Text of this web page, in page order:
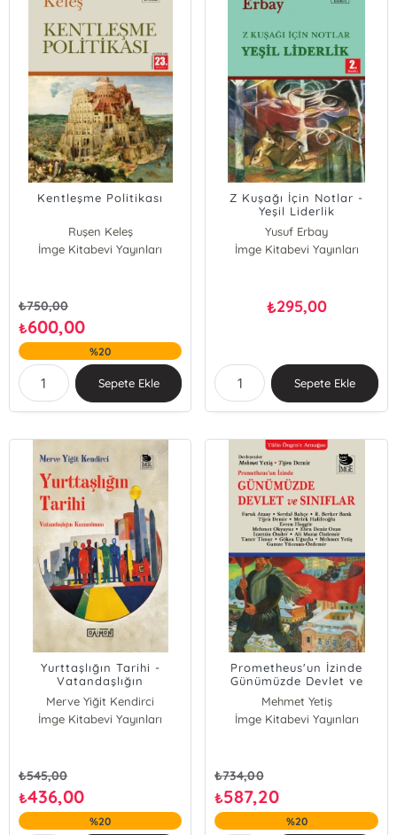
Kentleşme Politikası
Ruşen Keleş
İmge Kitabevi Yayınları
₺750,00
₺600,00
%20
Sepete Ekle
Z Kuşağı İçin Notlar -
Yeşil Liderlik
Yusuf Erbay
İmge Kitabevi Yayınları
₺295,00
Sepete Ekle
Yurttaşlığın Tarihi -
Vatandaşlığın
Kazanılması
Merve Yiğit Kendirci
İmge Kitabevi Yayınları
₺545,00
₺436,00
%20
Prometheus'un İzinde
Günümüzde Devlet ve
Sınıflar - Tülin Öngen'e
Armağan
Mehmet Yetiş
Tijen Demir
R. Berker Bank
Melek Halifeoğlu
Evren Hoşgör
Mehmet Okyayuz
İmge Kitabevi Yayınları
₺734,00
₺587,20
%20